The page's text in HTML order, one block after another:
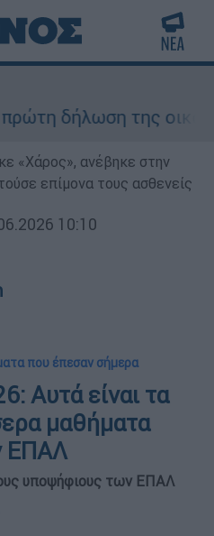
δήλωση της
«Χάρος», ανέβηκε στην
επίμονα τους ασθενείς
10:10
που έπεσαν σήμερα
Αυτά είναι τα
μαθήματα
ΕΠΑΛ
υποψήφιους των ΕΠΑΛ